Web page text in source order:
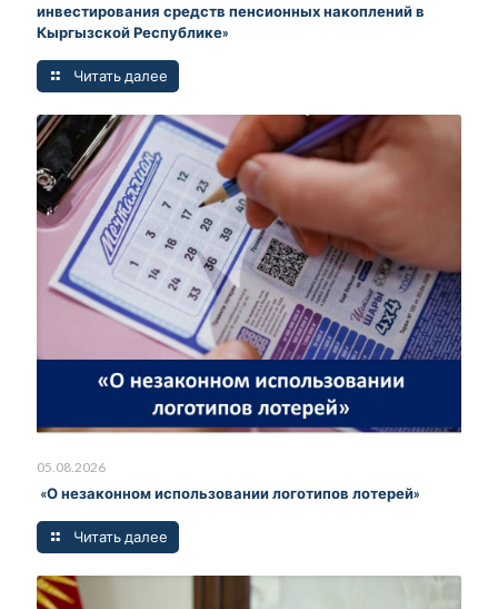
инвестирования средств пенсионных накоплений в
Кыргызской Республике»
Читать далее
05.08.2026
«О незаконном использовании логотипов лотерей»
Читать далее